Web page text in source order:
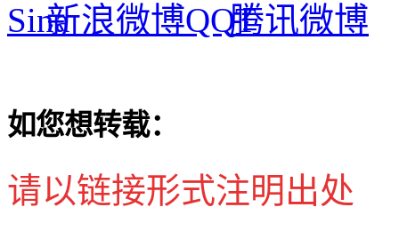
新浪微博 腾讯微博
如您想转载：
请以链接形式注明出处